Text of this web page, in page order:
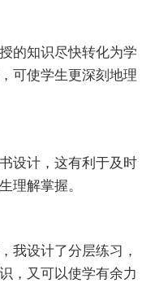
知识尽快转化为学
可使学生更深刻地理
计，这有利于及时
理解掌握。
设计了分层练习，
，又可以使学有余力